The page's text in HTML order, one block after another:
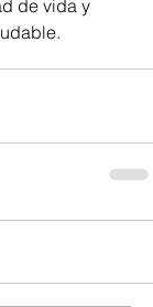
de vida y